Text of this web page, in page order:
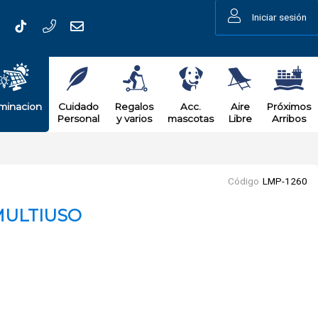
Iniciar sesión
Cuidado
Personal
Regalos
y varios
Acc.
mascotas
Aire
Libre
Próximos
Arribos
Código LMP-1260